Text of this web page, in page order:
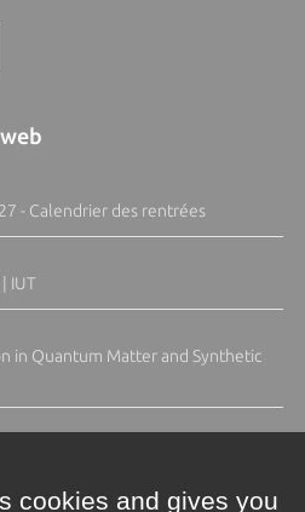
- Calendrier des rentrées
IUT
in Quantum Matter and Synthetic
cookies and gives you